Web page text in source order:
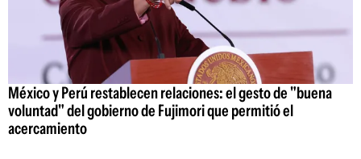
México y Perú restablecen relaciones: el gesto de "buena
voluntad" del gobierno de Fujimori que permitió el
acercamiento